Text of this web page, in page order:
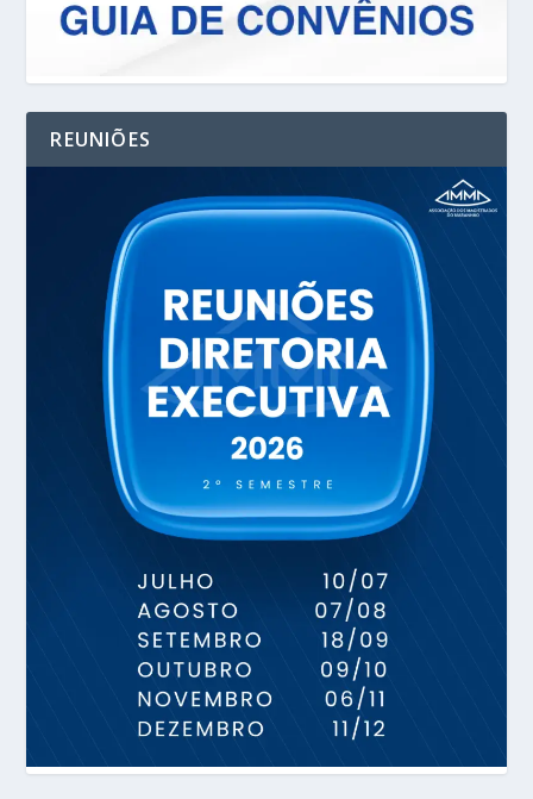
REUNIÕES